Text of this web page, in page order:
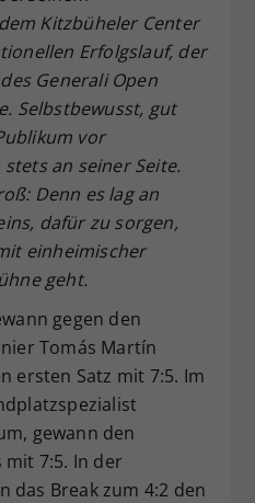
Kitzbüheler Center
Erfolgslauf, der
Generali Open
Selbstbewusst, gut
vor
an seiner Seite.
Denn es lag an
dafür zu sorgen,
einheimischer
geht.
gegen den
Tomás Martín
ersten Satz mit 7:5. Im
gewann den
7:5. In der
das Break zum 4:2 den
speichert Ihre Consent-
Unter anderem eine
ID, für die
Ihrer
Einstellungen, falls der
dies eingestellt